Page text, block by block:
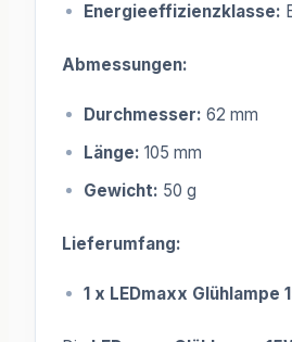
Energieeffizienzklasse:
Abmessungen:
Durchmesser: 62 mm
Länge: 105 mm
Gewicht: 50 g
Lieferumfang:
1 x LEDmaxx Glühlampe